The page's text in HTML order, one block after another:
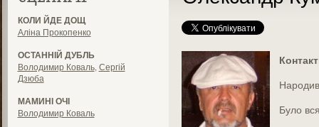
КОЛИ ЙДЕ ДОЩ
Аліна Прокопенко
ОСТАННІЙ ДУБЛЬ
Володимир Коваль, Сергій
Дзюба
МАМИНІ ОЧІ
Володимир Коваль
Було